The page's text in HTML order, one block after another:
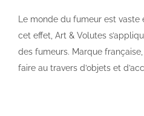
Le monde du fumeur est vaste
cet effet, Art & Volutes
des fumeurs. Marque
faire au travers d’objets et